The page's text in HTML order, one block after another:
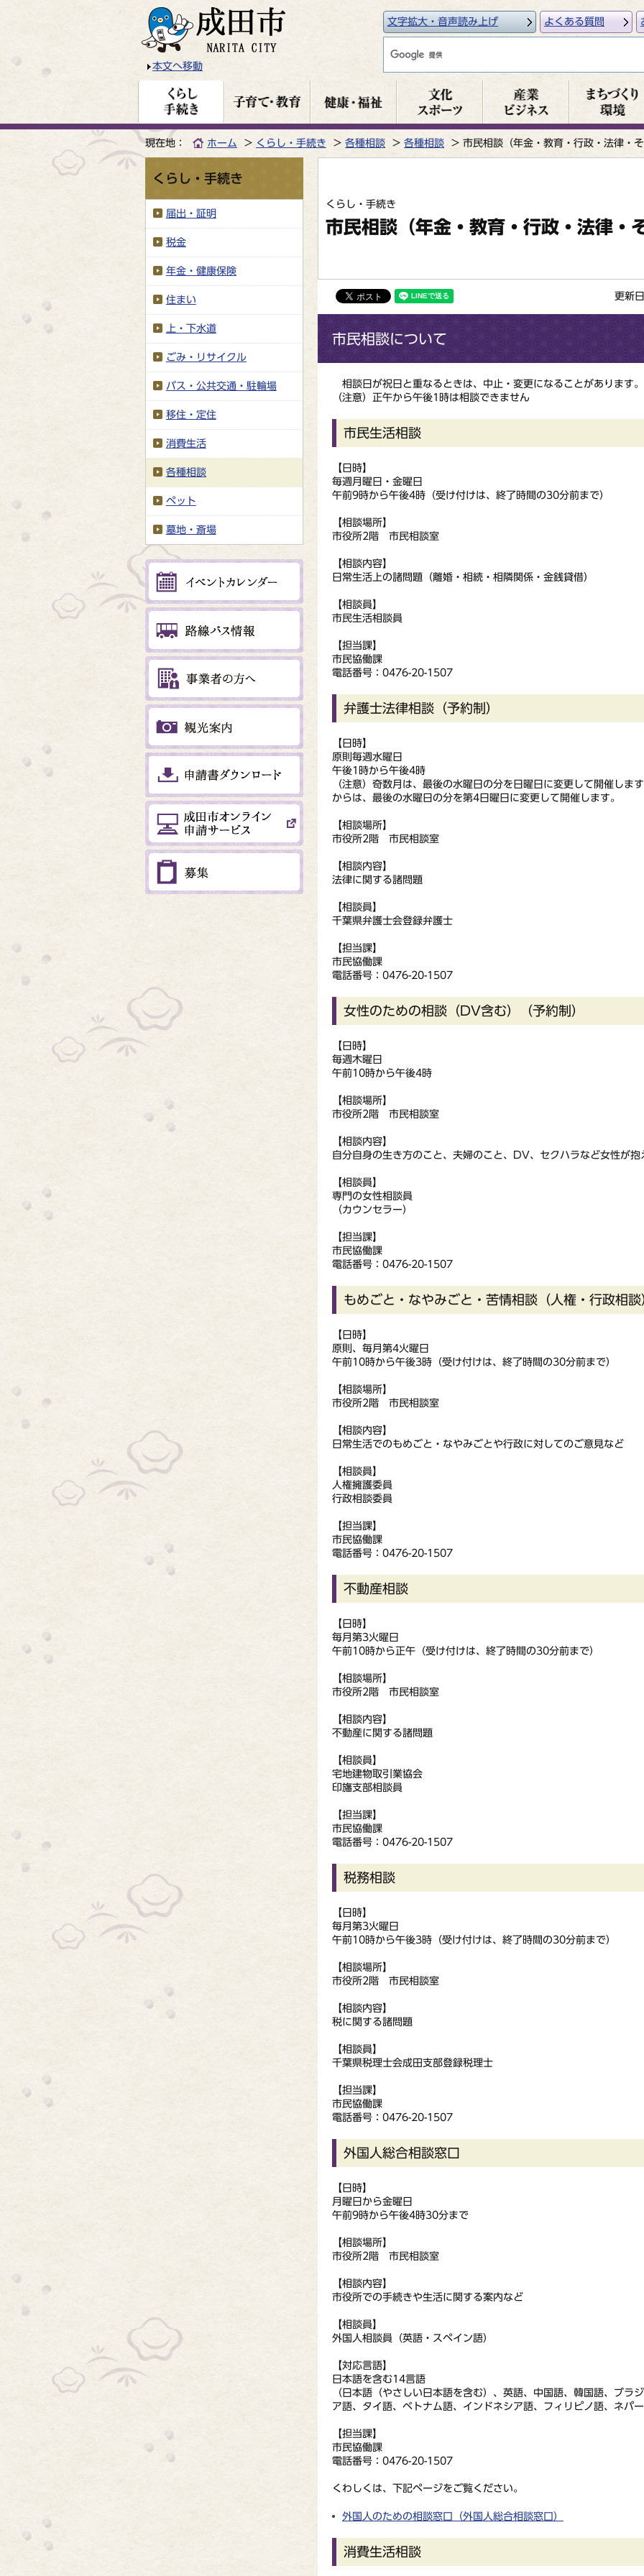
本文へ移動
文字拡大・音声読み上げ よくある質問
現在地： ホーム くらし・手続き 各種相談 各種相談 市民相談（年金・教育・行政・法律・
くらし・手続き
市民相談（年金・教育・行政・法律・
更新
市民相談について
相談日が祝日と重なるときは、中止・変更になることがあります
（注意）正午から午後1時は相談できません
市民生活相談
【日時】
毎週月曜日・金曜日
午前9時から午後4時（受け付けは、終了時間の30分前まで）
【相談場所】
市役所2階 市民相談室
【相談内容】
日常生活上の諸問題（離婚・相続・相隣関係・金銭貸借）
【相談員】
市民生活相談員
【担当課】
市民協働課
電話番号：0476-20-1507
弁護士法律相談（予約制）
【日時】
原則毎週水曜日
午後1時から午後4時
（注意）奇数月は、最後の水曜日の分を日曜日に変更して開催しま
からは、最後の水曜日の分を第4日曜日に変更して開催します。
【相談場所】
市役所2階 市民相談室
【相談内容】
法律に関する諸問題
【相談員】
千葉県弁護士会登録弁護士
【担当課】
市民協働課
電話番号：0476-20-1507
女性のための相談（DV含む）（予約制）
【日時】
毎週木曜日
午前10時から午後4時
【相談場所】
市役所2階 市民相談室
【相談内容】
自分自身の生き方のこと、夫婦のこと、DV、セクハラなど女性が抱
【相談員】
専門の女性相談員
（カウンセラー）
【担当課】
市民協働課
電話番号：0476-20-1507
もめごと・なやみごと・苦情相談（人権・行政相談
【日時】
原則、毎月第4火曜日
午前10時から午後3時（受け付けは、終了時間の30分前まで）
【相談場所】
市役所2階 市民相談室
【相談内容】
日常生活でのもめごと・なやみごとや行政に対してのご意見など
【相談員】
人権擁護委員
行政相談委員
【担当課】
市民協働課
電話番号：0476-20-1507
不動産相談
【日時】
毎月第3火曜日
午前10時から正午（受け付けは、終了時間の30分前まで）
【相談場所】
市役所2階 市民相談室
【相談内容】
不動産に関する諸問題
【相談員】
宅地建物取引業協会
印旛支部相談員
【担当課】
市民協働課
電話番号：0476-20-1507
税務相談
【日時】
毎月第3火曜日
午前10時から午後3時（受け付けは、終了時間の30分前まで）
【相談場所】
市役所2階 市民相談室
【相談内容】
税に関する諸問題
【相談員】
千葉県税理士会成田支部登録税理士
【担当課】
市民協働課
電話番号：0476-20-1507
外国人総合相談窓口
【日時】
月曜日から金曜日
午前9時から午後4時30分まで
【相談場所】
市役所2階 市民相談室
【相談内容】
市役所での手続きや生活に関する案内など
【相談員】
外国人相談員（英語・スペイン語）
【対応言語】
日本語を含む14言語
（日本語（やさしい日本語を含む）、英語、中国語、韓国語、ブラ
ア語、タイ語、ベトナム語、インドネシア語、フィリピノ語、ネパ
【担当課】
市民協働課
電話番号：0476-20-1507
くわしくは、下記ページをご覧ください。
外国人のための相談窓口（外国人総合相談窓口）
消費生活相談
くらし・手続き
届出・証明
税金
年金・健康保険
住まい
上・下水道
ごみ・リサイクル
バス・公共交通・駐輪場
移住・定住
消費生活
各種相談
ペット
墓地・斎場